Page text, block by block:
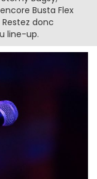
Busta Flex
donc
line-up.